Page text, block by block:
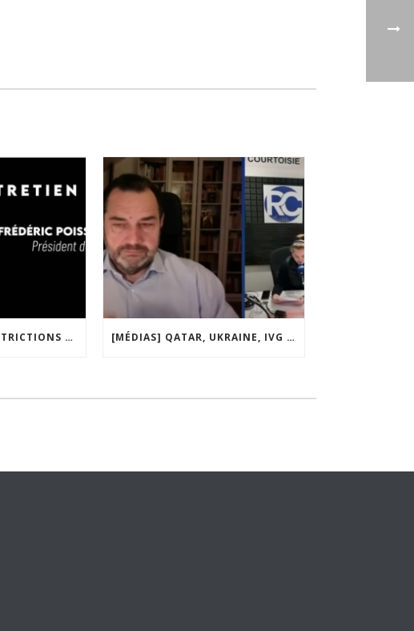
[MÉDIAS] « DES RESTRICTIONS S’INSTALLENT PETIT À PETIT DANS NOTRE PAYS » ENTRETIEN AVEC BOULEVARD VOLTAIRE [MÉDIAS] QATAR, UKRAINE, IVG : MACRON MET-IL LA FRANCE EN DANGER ? JF POISSON INVITÉ DE LIGNE DROITE SUR RADIO COURTOISIE